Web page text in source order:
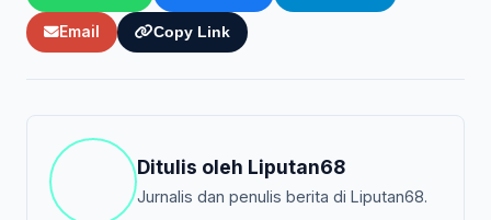
Email Copy Link
Ditulis oleh Liputan68
Jurnalis dan penulis berita di Liputan68.